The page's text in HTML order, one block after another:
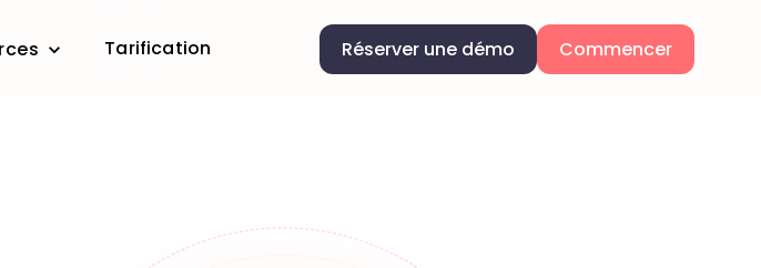
Tarification Réserver une démo Commencer